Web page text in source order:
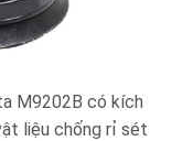
M9202B có kích
liệu chống rỉ sét